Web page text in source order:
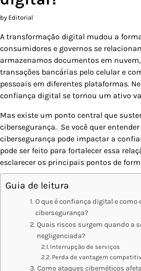
by Editorial
A transformação digital mudou a
consumidores e governos se
armazenamos documentos em
transações bancárias pelo celular e
pessoais em diferentes plataformas.
confiança digital se tornou um ativo
Mas existe um ponto central que
cibersegurança. Se você quer
cibersegurança pode impactar a
pode ser feito para fortalecer essa
esclarecer os principais pontos de
Guia de leitura
O que é confiança digital e como
cibersegurança?
Quais riscos surgem quando a
negligenciada?
Interrupção de serviços
Perda de vantagem
Como ataques cibernéticos